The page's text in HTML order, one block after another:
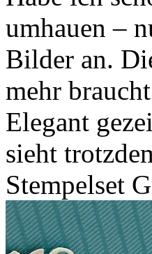
umhauen –
Bilder an.
mehr
Elegant
sieht
Stempelset